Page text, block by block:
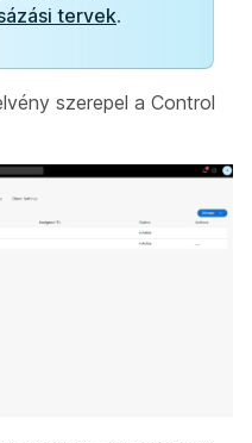
tervek.
szerepel a Control